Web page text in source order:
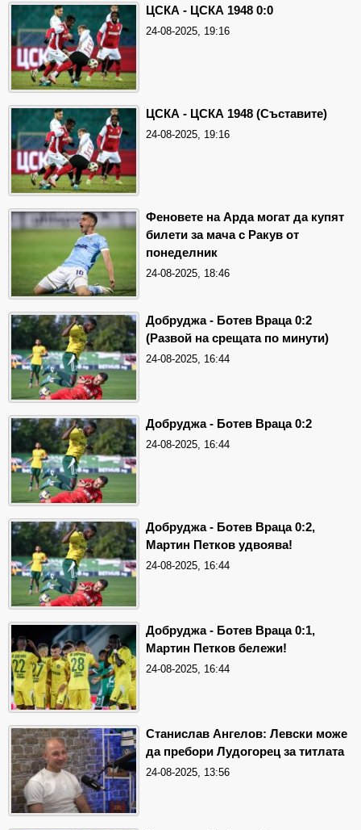
ЦСКА - ЦСКА 1948 0:0
24-08-2025, 19:16
ЦСКА - ЦСКА 1948 (Съставите)
24-08-2025, 19:16
Феновете на Арда могат да купят
билети за мача с Ракув от
понеделник
24-08-2025, 18:46
Добруджа - Ботев Враца 0:2
(Развой на срещата по минути)
24-08-2025, 16:44
Добруджа - Ботев Враца 0:2
24-08-2025, 16:44
Добруджа - Ботев Враца 0:2,
Мартин Петков удвоява!
24-08-2025, 16:44
Добруджа - Ботев Враца 0:1,
Мартин Петков бележи!
24-08-2025, 16:44
Станислав Ангелов: Левски може
да пребори Лудогорец за титлата
24-08-2025, 13:56